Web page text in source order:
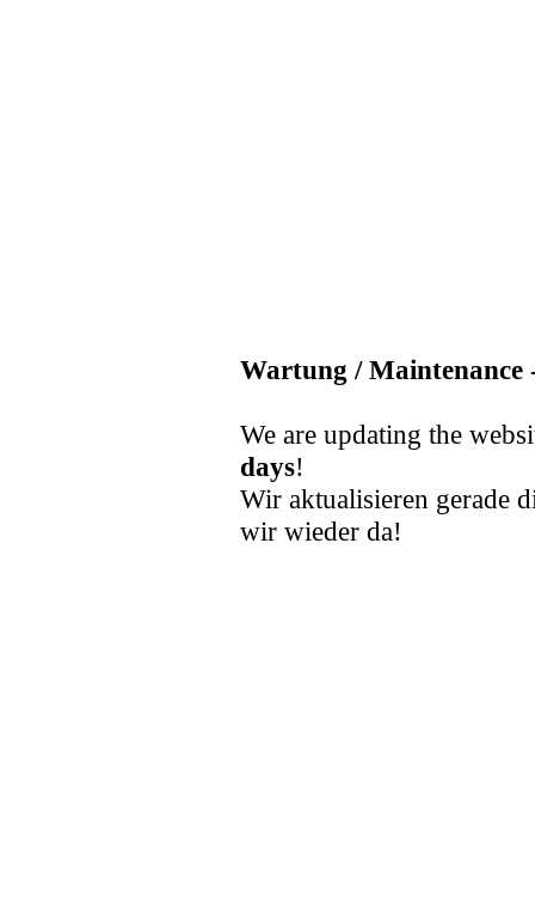
Wartung / Maintenance
We are updating the
days!
Wir aktualisieren gerade
wir wieder da!